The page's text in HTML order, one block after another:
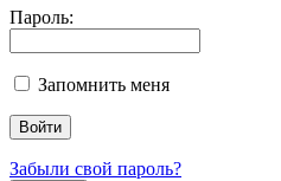
Пароль:
Запомнить меня
Забыли свой пароль?